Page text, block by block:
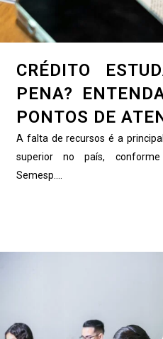
CRÉDITO
PENA?
PONTOS DE
A falta de recursos é a
superior no país,
Semesp....